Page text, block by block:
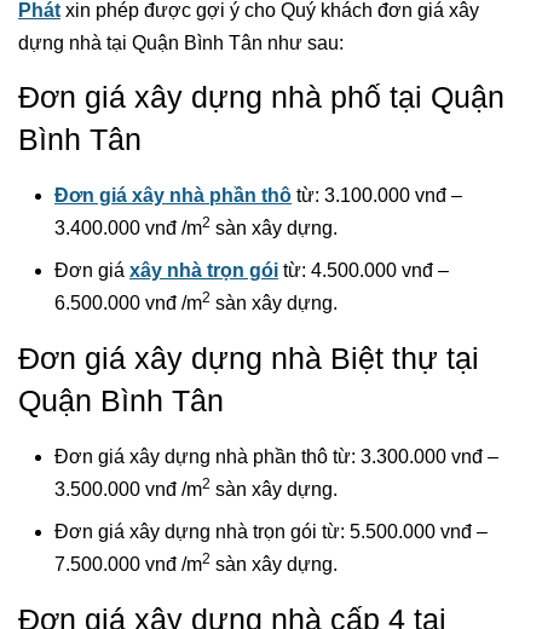
Phát xin phép được gợi ý cho Quý khách đơn giá xây
dựng nhà tại Quận Bình Tân như sau:
Đơn giá xây dựng nhà phố tại Quận
Bình Tân
Đơn giá xây nhà phần thô từ: 3.100.000 vnđ –
3.400.000 vnđ /m2 sàn xây dựng.
Đơn giá xây nhà trọn gói từ: 4.500.000 vnđ –
6.500.000 vnđ /m2 sàn xây dựng.
Đơn giá xây dựng nhà Biệt thự tại
Quận Bình Tân
Đơn giá xây dựng nhà phần thô từ: 3.300.000 vnđ –
3.500.000 vnđ /m2 sàn xây dựng.
Đơn giá xây dựng nhà trọn gói từ: 5.500.000 vnđ –
7.500.000 vnđ /m2 sàn xây dựng.
Đơn giá xây dựng nhà cấp 4 tại